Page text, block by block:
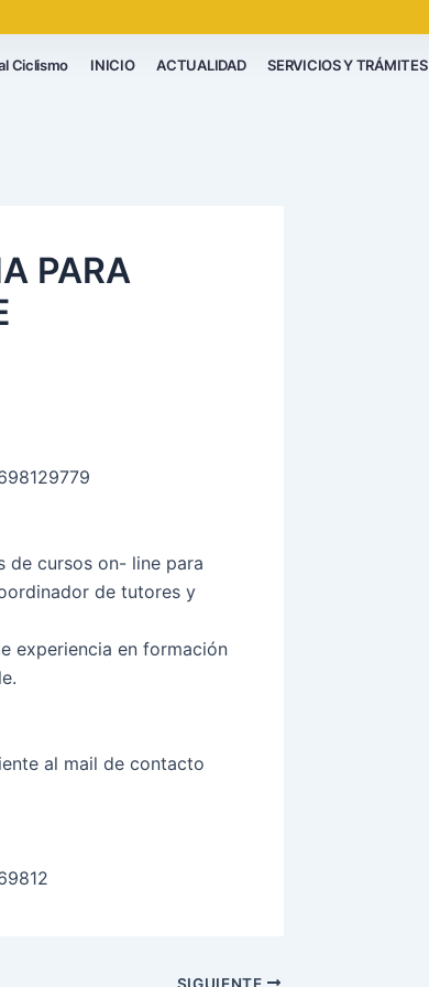
Ciclismo INICIO ACTUALIDAD SERVICIOS Y TRÁMITES
PARA
de cursos on- line para
de tutores y
experiencia en formación
al mail de contacto
SIGUIENTE